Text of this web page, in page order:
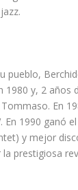
1980 y, 2
En
En 1990 ganó
y mejor
prestigiosa